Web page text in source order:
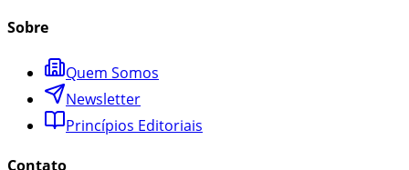
Sobre
Quem Somos
Newsletter
Princípios Editoriais
Contato